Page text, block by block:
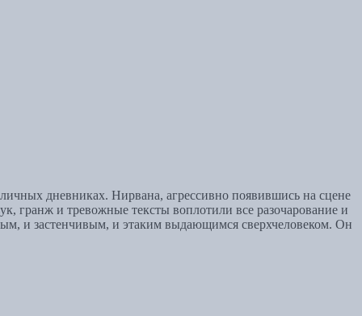
дневниках. Нирвана, агрессивно появившись на сцене
гранж и тревожные тексты воплотили все разочарование и
и застенчивым, и этаким выдающимся сверхчеловеком. Он